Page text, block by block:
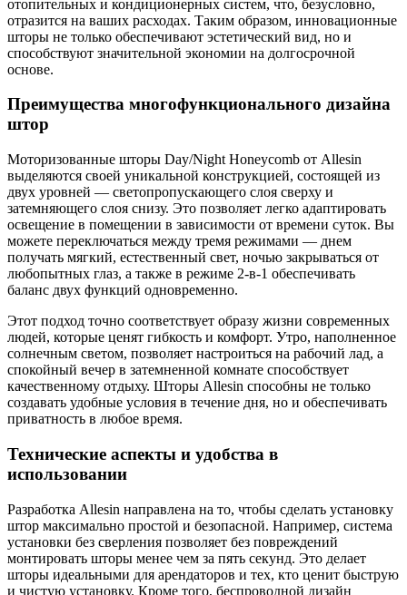
отопительных и кондиционерных систем, что, безусловно,
отразится на ваших расходах. Таким образом, инновационные
шторы не только обеспечивают эстетический вид, но и
способствуют значительной экономии на долгосрочной
основе.
Преимущества многофункционального дизайна
штор
Моторизованные шторы Day/Night Honeycomb от Allesin
выделяются своей уникальной конструкцией, состоящей из
двух уровней — светопропускающего слоя сверху и
затемняющего слоя снизу. Это позволяет легко адаптировать
освещение в помещении в зависимости от времени суток. Вы
можете переключаться между тремя режимами — днем
получать мягкий, естественный свет, ночью закрываться от
любопытных глаз, а также в режиме 2-в-1 обеспечивать
баланс двух функций одновременно.
Этот подход точно соответствует образу жизни современных
людей, которые ценят гибкость и комфорт. Утро, наполненное
солнечным светом, позволяет настроиться на рабочий лад, а
спокойный вечер в затемненной комнате способствует
качественному отдыху. Шторы Allesin способны не только
создавать удобные условия в течение дня, но и обеспечивать
приватность в любое время.
Технические аспекты и удобства в
использовании
Разработка Allesin направлена на то, чтобы сделать установку
штор максимально простой и безопасной. Например, система
установки без сверления позволяет без повреждений
монтировать шторы менее чем за пять секунд. Это делает
шторы идеальными для арендаторов и тех, кто ценит быструю
и чистую установку. Кроме того, беспроводной дизайн